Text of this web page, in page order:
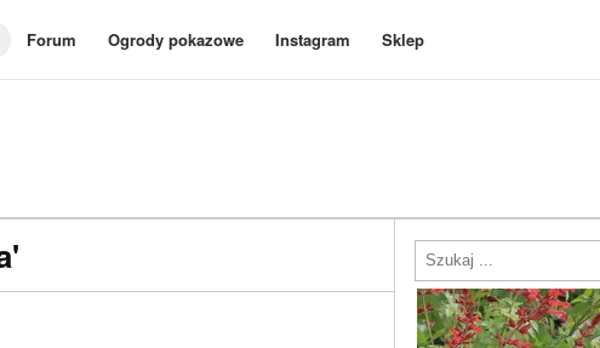
Forum Ogrody pokazowe Instagram Sklep